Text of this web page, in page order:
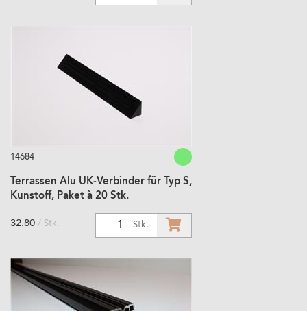
14684
Terrassen Alu UK-Verbinder für Typ S,
Kunstoff, Paket à 20 Stk.
Stk.
32.80 / Stk.